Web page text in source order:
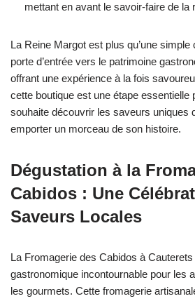
mettant en avant le savoir-faire de la
La Reine Margot est plus qu’une simple
porte d’entrée vers le patrimoine
offrant une expérience à la fois
cette boutique est une étape essentielle
souhaite découvrir les saveurs uniques
emporter un morceau de son histoire.
Dégustation à la
Cabidos : Une
Saveurs Locales
La Fromagerie des Cabidos à
gastronomique incontournable pour les
les gourmets. Cette fromagerie